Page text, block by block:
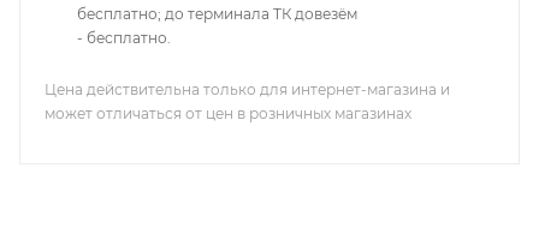
бесплатно; до терминала ТК довезём
- бесплатно.
Цена действительна только для интернет-магазина и
может отличаться от цен в розничных магазинах